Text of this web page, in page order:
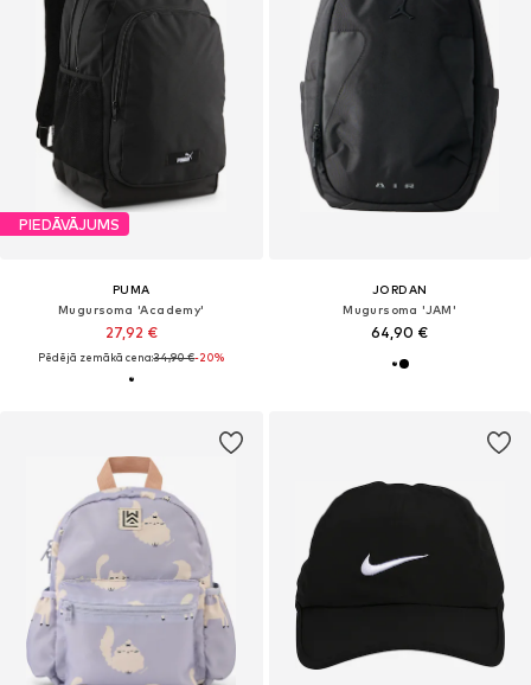
PIEDĀVĀJUMS
PUMA
Mugursoma 'Academy'
27,92 €
Pēdējā zemākā cena:34,90 €-20%
JORDAN
Mugursoma 'JAM'
64,90 €